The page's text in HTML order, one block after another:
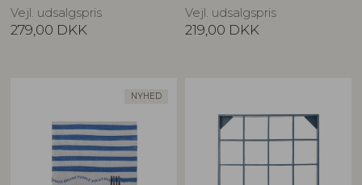
Vejl. udsalgspris
279,00 DKK
Vejl. udsalgspris
219,00 DKK
NYHED